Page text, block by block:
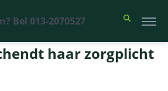
Bel 013-2070527
>Uitspraken>HBU Bank schendt haar
haar zorgplicht